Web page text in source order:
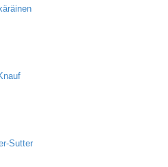
Sutter